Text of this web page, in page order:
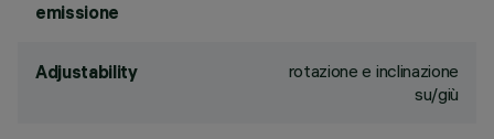
emissione
Adjustability
rotazione e inclinazione
su/giù